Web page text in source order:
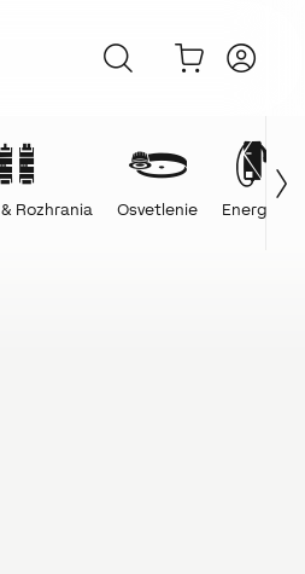
Rozhrania Osvetlenie Energie